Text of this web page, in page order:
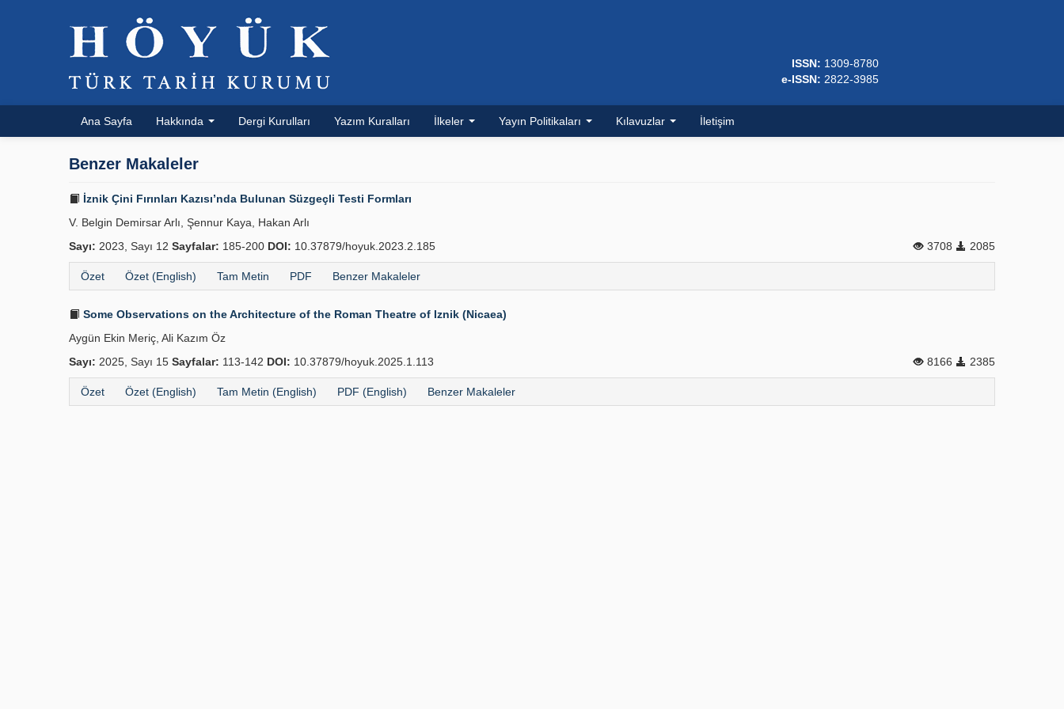
ISSN: 1309-8780
e-ISSN: 2822-3985
Ana Sayfa Hakkında Dergi Kurulları Yazım Kuralları İlkeler Yayın Politikaları Kılavuzlar İletişim
Benzer Makaleler
İznik Çini Fırınları Kazısı’nda Bulunan Süzgeçli Testi Formları
V. Belgin Demirsar Arlı, Şennur Kaya, Hakan Arlı
Sayı: 2023, Sayı 12 Sayfalar: 185-200 DOI: 10.37879/hoyuk.2023.2.185 3708 2085
Özet Özet (English) Tam Metin PDF Benzer Makaleler
Some Observations on the Architecture of the Roman Theatre of Iznik (Nicaea)
Aygün Ekin Meriç, Ali Kazım Öz
Sayı: 2025, Sayı 15 Sayfalar: 113-142 DOI: 10.37879/hoyuk.2025.1.113 8166 2385
Özet Özet (English) Tam Metin (English) PDF (English) Benzer Makaleler